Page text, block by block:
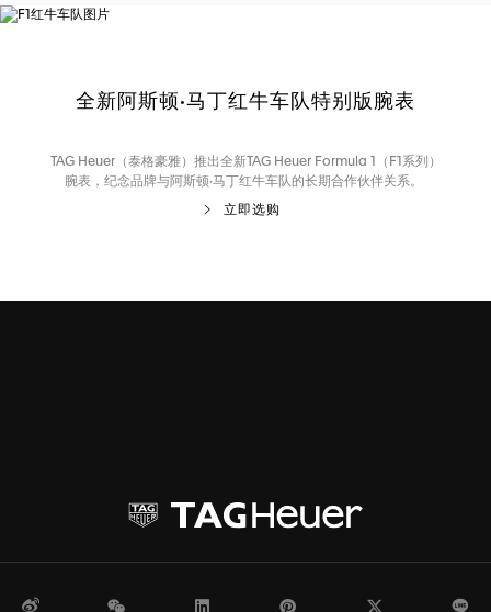
全新阿斯顿·马丁红牛车队特别版腕表
TAG Heuer（泰格豪雅）推出全新TAG Heuer Formula 1（F1系列）
腕表，纪念品牌与阿斯顿·马丁红牛车队的长期合作伙伴关系。
立即选购
微博 WeChat Pinterest